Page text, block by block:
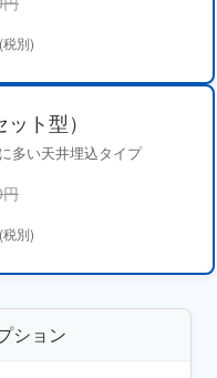
(税別)
ト型）
多い天井埋込タイプ
(税別)
ション